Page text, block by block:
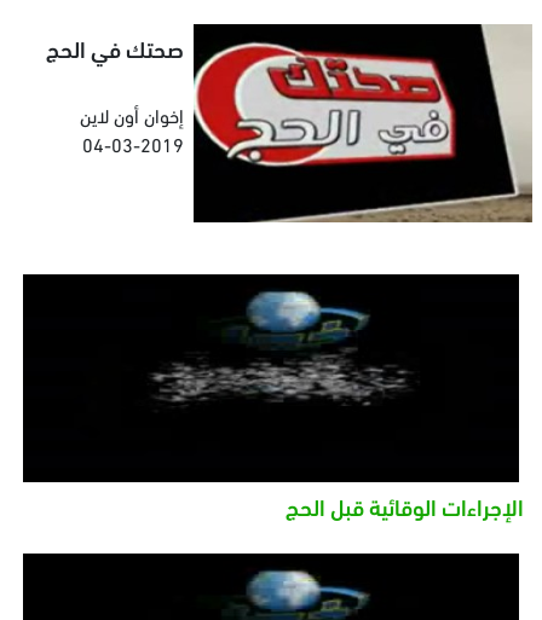
صحتك في الحج
إخوان أون لاين
04-03-2019
الإجراءات الوقائية قبل الحج